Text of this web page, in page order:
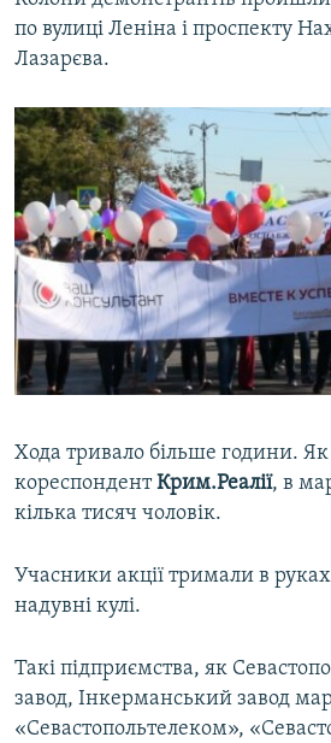
по вулиці Леніна і проспекту
Лазарєва.
Хода тривало більше години.
кореспондентКрим.Реалії, в
кілька тисяч чоловік.
Учасники акції тримали в руках
надувні кулі.
Такі підприємства, як
завод, Інкерманський завод
«Севастопольтелеком»,